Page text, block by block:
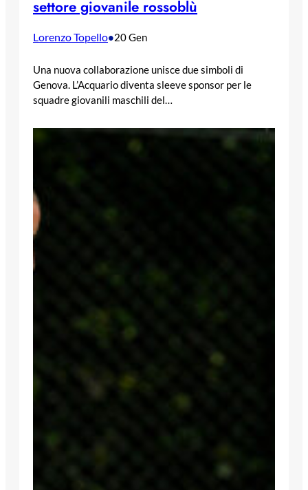
settore giovanile rossoblù
Lorenzo Topello•20 Gen
Una nuova collaborazione unisce due simboli di
Genova. L’Acquario diventa sleeve sponsor per le
squadre giovanili maschili del…